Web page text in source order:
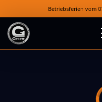
Betriebsferien vom